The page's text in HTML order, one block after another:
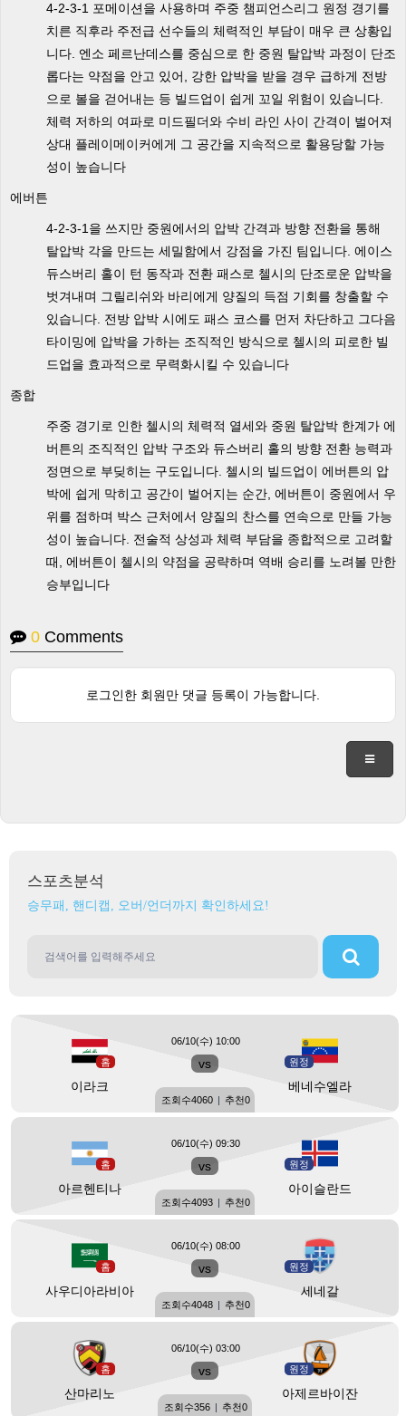
4-2-3-1 포메이션을 사용하며 주중 챔피언스리그 원정 경기를
치른 직후라 주전급 선수들의 체력적인 부담이 매우 큰 상황입
니다. 엔소 페르난데스를 중심으로 한 중원 탈압박 과정이 단조
롭다는 약점을 안고 있어, 강한 압박을 받을 경우 급하게 전방
으로 볼을 걷어내는 등 빌드업이 쉽게 꼬일 위험이 있습니다.
체력 저하의 여파로 미드필더와 수비 라인 사이 간격이 벌어져
상대 플레이메이커에게 그 공간을 지속적으로 활용당할 가능
성이 높습니다
에버튼
4-2-3-1을 쓰지만 중원에서의 압박 간격과 방향 전환을 통해
탈압박 각을 만드는 세밀함에서 강점을 가진 팀입니다. 에이스
듀스버리 홀이 턴 동작과 전환 패스로 첼시의 단조로운 압박을
벗겨내며 그릴리쉬와 바리에게 양질의 득점 기회를 창출할 수
있습니다. 전방 압박 시에도 패스 코스를 먼저 차단하고 그다음
타이밍에 압박을 가하는 조직적인 방식으로 첼시의 피로한 빌
드업을 효과적으로 무력화시킬 수 있습니다
종합
주중 경기로 인한 첼시의 체력적 열세와 중원 탈압박 한계가 에
버튼의 조직적인 압박 구조와 듀스버리 홀의 방향 전환 능력과
정면으로 부딪히는 구도입니다. 첼시의 빌드업이 에버튼의 압
박에 쉽게 막히고 공간이 벌어지는 순간, 에버튼이 중원에서 우
위를 점하며 박스 근처에서 양질의 찬스를 연속으로 만들 가능
성이 높습니다. 전술적 상성과 체력 부담을 종합적으로 고려할
때, 에버튼이 첼시의 약점을 공략하며 역배 승리를 노려볼 만한
승부입니다
0 Comments
로그인한 회원만 댓글 등록이 가능합니다.
스포츠분석
승무패, 핸디캡, 오버/언더까지 확인하세요!
홈
이라크
vs 원정
베네수엘라
06/10(수) 10:00
조회수4060 | 추천0
홈
아르헨티나
vs 원정
아이슬란드
06/10(수) 09:30
조회수4093 | 추천0
홈
사우디아라비아
vs 원정
세네갈
06/10(수) 08:00
조회수4048 | 추천0
홈
산마리노
vs 원정
아제르바이잔
06/10(수) 03:00
조회수356 | 추천0